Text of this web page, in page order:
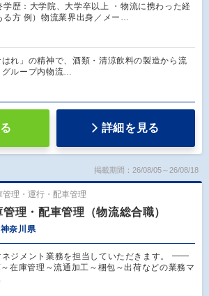
学歴：大学院、大学卒以上 ・物流に携わった経
る方 例）物流業界出身／メー…
はれ」の精神で、酒類・清涼飲料の製造から流
グループ内物流…
詳細を見る
掲載期間：26/08/05～26/08/18
管理・運行・配車管理
管理・配車管理（物流総合職）
神奈川県
ネジメント業務を担当していただきます。 ━━
庫管理～流通加工～梱包～出荷などの業務マ